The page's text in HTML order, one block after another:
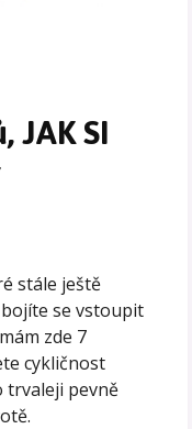
SI
stále ještě
se vstoupit
zde 7
cykličnost
trvaleji pevně